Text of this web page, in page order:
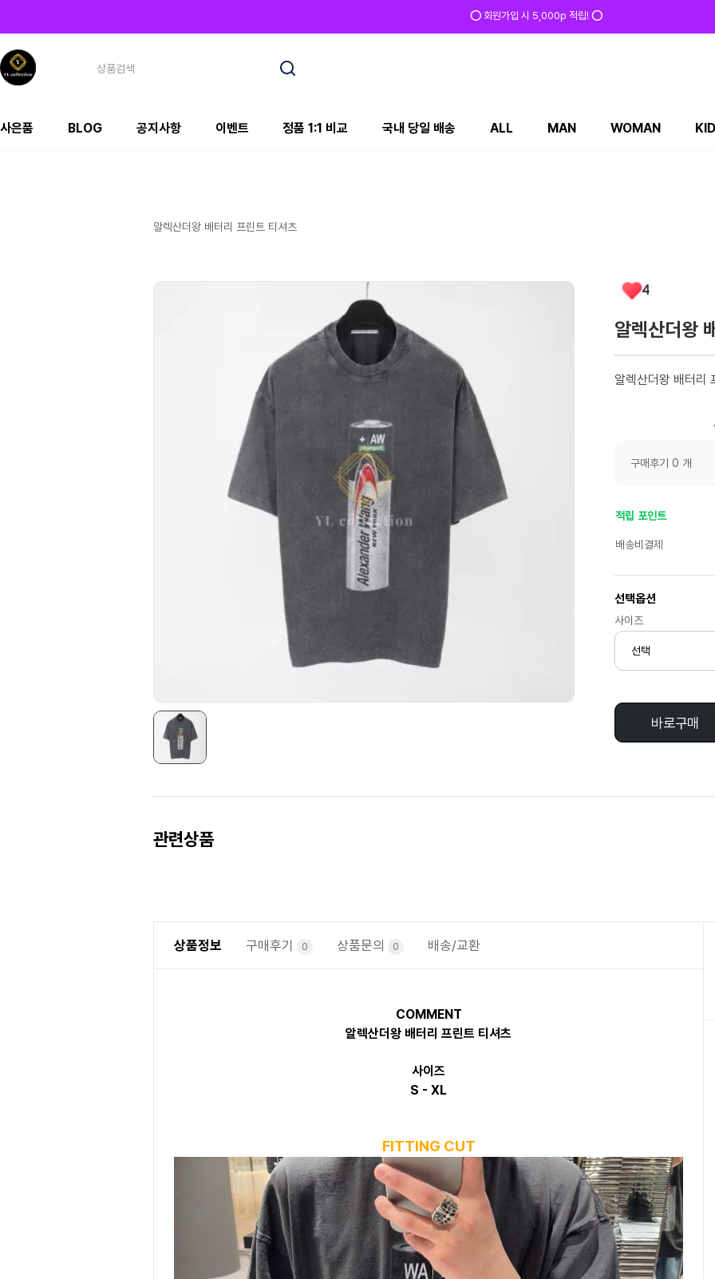
⭕ 회원가입 시 5,000p 적립! ⭕
사은품 BLOG 공지사항 이벤트 정품 1:1 비교 국내 당일 배송 ALL MAN WOMAN
알렉산더왕 배터리 프린트 티셔츠
4
알렉산더왕
알렉산더왕 배터리
구매후기 0 개
적립 포인트
배송비결제
선택옵션
사이즈
바로구매
관련상품
상품정보 구매후기 0 상품문의 0 배송/교환
COMMENT
알렉산더왕 배터리 프린트 티셔츠
사이즈
S - XL
FITTING CUT